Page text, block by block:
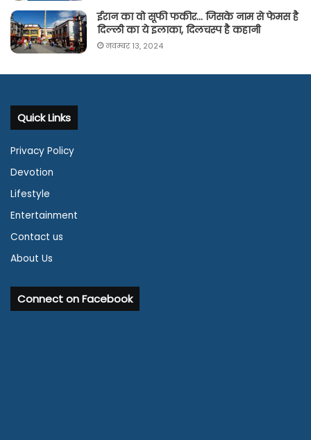
ईरान का वो सूफी फकीर… जिसके नाम से फेमस है
दिल्ली का ये इलाका, दिलचस्प है कहानी
नवम्बर 13, 2024
Quick Links
Privacy Policy
Devotion
Lifestyle
Entertainment
Contact us
About Us
Connect on Facebook